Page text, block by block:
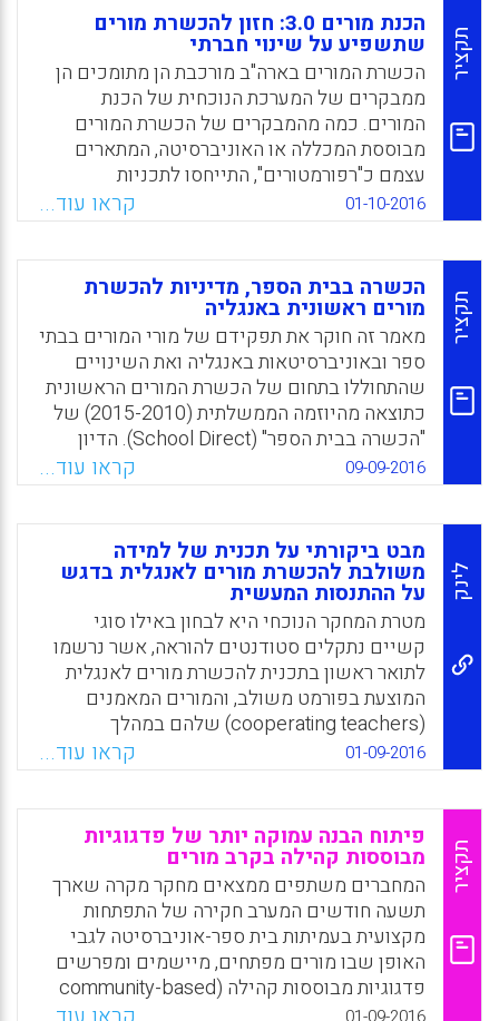
2017).
WhatsApp
Facebook
Email
X
WhatsApp
Facebook
Email
X תקציר
הכנת מורים 3.0: חזון להכשרת מורים
שתשפיע על שינוי חברתי
הכשרת המורים בארה"ב מורכבת הן מתומכים הן
ממבקרים של המערכת הנוכחית של הכנת
המורים. כמה מהמבקרים של הכשרת המורים
מבוססת המכללה או האוניברסיטה, המתארים
עצמם כ"רפורמטורים", התייחסו לתכניות
לא-אוניברסיטאיות כאל "הכנת מורים 2.0" כדי
להדגיש את החדשנות שהם מרגישים שתכניות
אלה מייצגות. הם מרמזים על כך שהתכניות
הקיימות לפני התכניות הלא-אוניברסיטאיות
שהם תופסים כמיושנות (Kretchmar, Kerry;
Zeichner, Ken, 2016).
WhatsApp
Facebook
Email
X
01-10-2016 קראו עוד...
תקציר
הכשרה בבית הספר, מדיניות להכשרת
מורים ראשונית באנגליה
מאמר זה חוקר את תפקידם של מורי המורים בבתי
ספר ובאוניברסיטאות באנגליה ואת השינויים
שהתחוללו בתחום של הכשרת המורים הראשונית
כתוצאה מהיוזמה הממשלתית (2015-2010) של
"הכשרה בבית הספר" (School Direct). הדיון
והמסקנות המוצעות הם חיוניים, עכשוויים ובעלי
חשיבות מרכזית עבור כל האוניברסיטאות
הכוללות תכניות להכשרת מורים ראשונית, כמו גם
בתי ספר המעורבים בהכשרת מורים ראשונית,
ולכל הצדדים שיש להם עניין במתן הכשרת
מורים אפקטיבית. המאמר בוחן באופן ביקורתי את
מדיניות הכשרת המורים הראשונית באנגליה על
פני תקופה של עשרים השנים האחרונות
(Jackson, Alison; Burch, James, 2016).
WhatsApp
Facebook
Email
X
09-09-2016 קראו עוד...
לינק
מבט ביקורתי על תכנית של למידה
משולבת להכשרת מורים לאנגלית בדגש
על ההתנסות המעשית
מטרת המחקר הנוכחי היא לבחון באילו סוגי
קשיים נתקלים סטודנטים להוראה, אשר נרשמו
לתואר ראשון בתכנית להכשרת מורים לאנגלית
המוצעת בפורמט משולב, והמורים המאמנים
(cooperating teachers) שלהם במהלך
ההתנסות המעשית של הסטודנטים להוראה. על
פי הממצאים, הבעיות שעמדו בפני הסטודנטים
להוראה קובצו לארבעה תחומים: מערכות הערכה,
תקשורת נתמכת מחשב, אתגרים עם המורים
החונכים ונושאים פסיכולוגיים. הבעיות של
המורים המאמנים סווגו כבעיות הקשורות לתוכנית
וכבעיות הקשורות לסטודנטים להוראה (Koc,
Ebru Melek, 2016)
WhatsApp
Facebook
Email
X
01-09-2016 קראו עוד...
תקציר
פיתוח הבנה עמוקה יותר של פדגוגיות
מבוססות קהילה בקרב מורים
המחברים משתפים ממצאים מחקר מקרה שארך
תשעה חודשים המערב חקירה של התפתחות
מקצועית בעמיתות בית ספר-אוניברסיטה לגבי
האופן שבו מורים מפתחים, מיישמים ומפרשים
פדגוגיות מבוססות קהילה (community-based
pedagogies), גישה מבוססת נכסים (asset-